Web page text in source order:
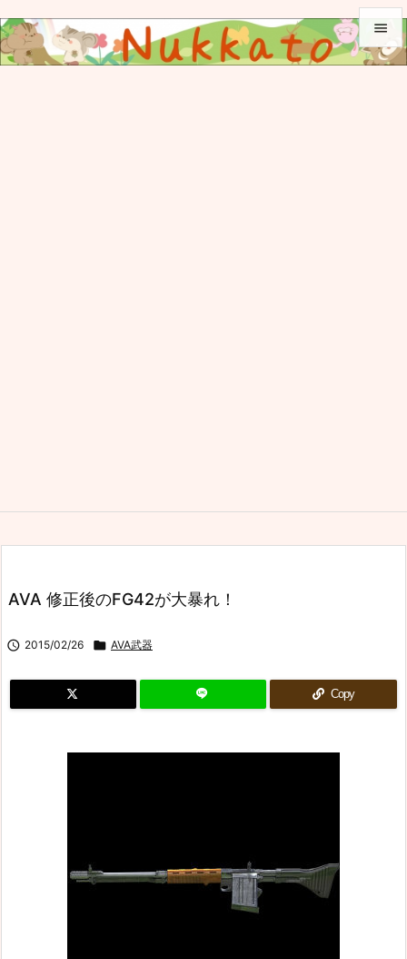


AVA 修正後のFG42が大暴れ！
 2015/02/26  AVA武器
Copy